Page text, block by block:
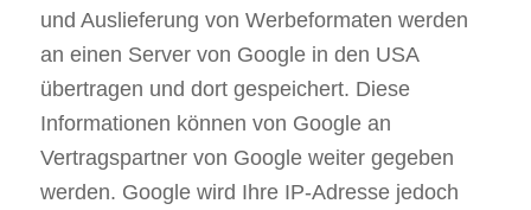
und Auslieferung von Werbeformaten werden
an einen Server von Google in den USA
übertragen und dort gespeichert. Diese
Informationen können von Google an
Vertragspartner von Google weiter gegeben
werden. Google wird Ihre IP-Adresse jedoch